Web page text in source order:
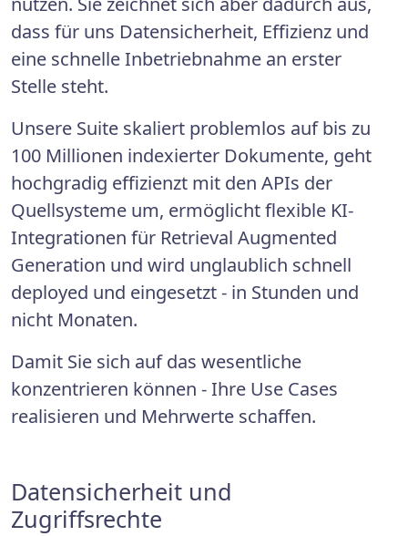
dass für uns Datensicherheit, Effizienz und
eine schnelle Inbetriebnahme an erster
Stelle steht.
Unsere Suite skaliert problemlos auf bis zu
100 Millionen indexierter Dokumente, geht
hochgradig effizienzt mit den APIs der
Quellsysteme um, ermöglicht flexible KI-
Integrationen für Retrieval Augmented
Generation und wird unglaublich schnell
deployed und eingesetzt - in Stunden und
nicht Monaten.
Damit Sie sich auf das wesentliche
konzentrieren können - Ihre Use Cases
realisieren und Mehrwerte schaffen.
Datensicherheit und
Zugriffsrechte